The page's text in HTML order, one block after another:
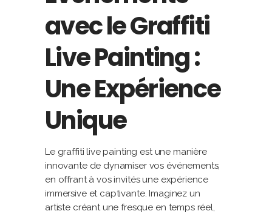
avec le Graffiti
Live Painting :
Une Expérience
Unique
Le graffiti live painting est une manière
innovante de dynamiser vos événements,
en offrant à vos invités une expérience
immersive et captivante. Imaginez un
artiste créant une fresque en temps réel,